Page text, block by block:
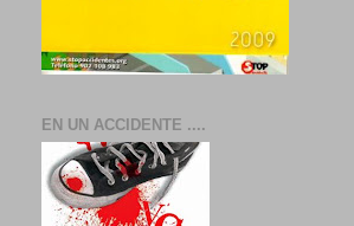
EN UN ACCIDENTE ....